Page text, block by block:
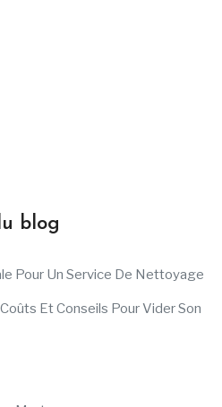
blog
Pour Un Service De Nettoyage
Et Conseils Pour Vider Son